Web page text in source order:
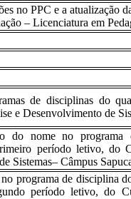
no PPC e a atualização
– Licenciatura em
de disciplinas do
e Desenvolvimento de
do nome no
período letivo, do
Sistemas– Câmpus
programa de disciplina
período letivo, do